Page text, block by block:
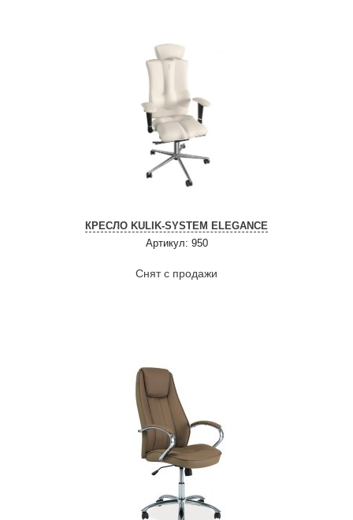
КРЕСЛО KULIK-SYSTEM ELEGANCE
Артикул: 950
Снят с продажи